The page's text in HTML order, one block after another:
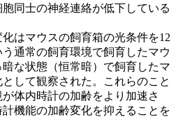
同士の神経連絡が低下している
はマウスの飼育箱の光条件を12
通常の飼育環境で飼育したマウ
な状態（恒常暗）で飼育したマ
して観察された。これらのこと
体内時計の加齢をより加速さ
機能の加齢変化を抑えることを